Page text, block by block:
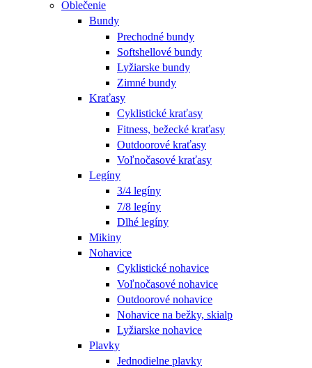
Oblečenie
Bundy
Prechodné bundy
Softshellové bundy
Lyžiarske bundy
Zimné bundy
Kraťasy
Cyklistické kraťasy
Fitness, bežecké kraťasy
Outdoorové kraťasy
Voľnočasové kraťasy
Legíny
3/4 legíny
7/8 legíny
Dlhé legíny
Mikiny
Nohavice
Cyklistické nohavice
Voľnočasové nohavice
Outdoorové nohavice
Nohavice na bežky, skialp
Lyžiarske nohavice
Plavky
Jednodielne plavky